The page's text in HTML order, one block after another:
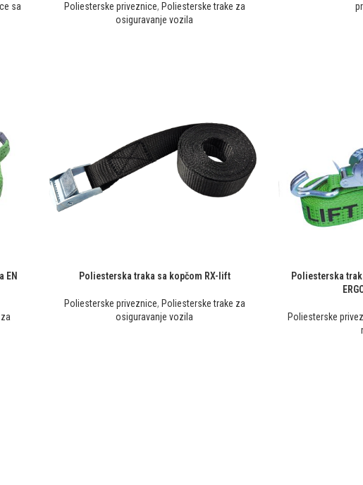
sa
Poliesterske priveznice, Poliesterske trake za
osiguravanje vozila
EN
Poliesterska traka sa kopčom RX-lift
Poliesterske priveznice, Poliesterske trake za
osiguravanje vozila
Poliesterska
Poliesterske